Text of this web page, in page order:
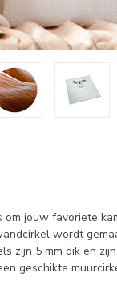
jouw favoriete
wordt
zijn 5 mm dik en
geschikte